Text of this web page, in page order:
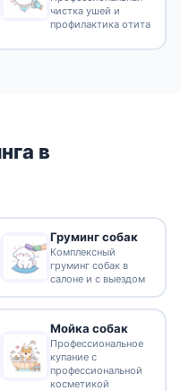
чистка ушей и
профилактика отита
в
Груминг собак
Комплексный
груминг собак в
салоне и с выездом
Мойка собак
Профессиональное
купание с
профессиональной
косметикой